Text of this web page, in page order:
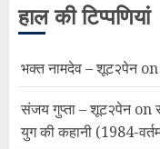
हाल की टिप्पणियां
भक्त नामदेव – शूट२पेन
संजय गुप्ता – शूट२पेनon
युग की कहानी (1984-